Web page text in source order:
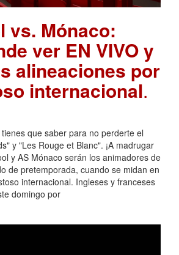
vs. Mónaco:
ver EN VIVO y
alineaciones por
internacional.
que saber para no perderte el
y "Les Rouge et Blanc". ¡A madrugar
y AS Mónaco serán los animadores de
de pretemporada, cuando se midan en
internacional. Ingleses y franceses
domingo por